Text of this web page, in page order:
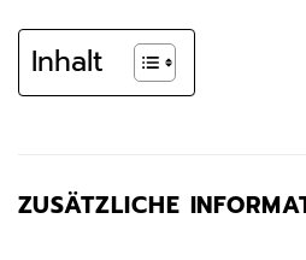
Inhalt
ZUSÄTZLICHE